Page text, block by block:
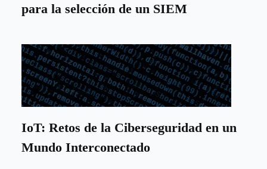
para la selección de un SIEM
IoT: Retos de la Ciberseguridad en un
Mundo Interconectado